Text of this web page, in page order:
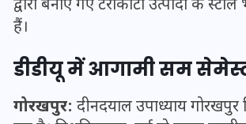
द्वारा बनाए गए टेराकोटा उत्पादों के
हैं।
डीडीयू में आगामी सम
गोरखपुर: दीनदयाल उपाध्याय गोरखपुर
क्या कहते हैं आपके
अगस्त से 31 अगस्त)
24 अगस्त 2025